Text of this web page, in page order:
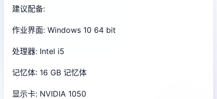
建议配备:
作业界面: Windows 10 64 bit
处理器: Intel i5
记忆体: 16 GB 记忆体
显示卡: NVIDIA 1050